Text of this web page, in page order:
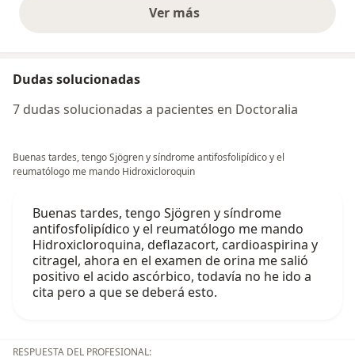
Ver másopiniones anteriores
Dudas solucionadas
7 dudas solucionadas a pacientes en Doctoralia
Buenas tardes, tengo Sjögren y síndrome antifosfolipídico y el
reumatólogo me mando Hidroxicloroquin
Buenas tardes, tengo Sjögren y síndrome
antifosfolipídico y el reumatólogo me mando
Hidroxicloroquina, deflazacort, cardioaspirina y
citragel, ahora en el examen de orina me salió
positivo el acido ascórbico, todavía no he ido a
cita pero a que se deberá esto.
RESPUESTA DEL PROFESIONAL: